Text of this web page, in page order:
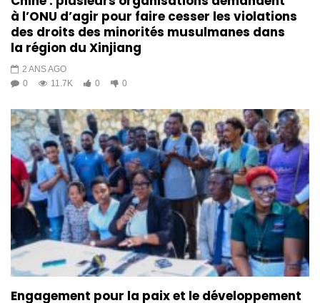
à l’ONU d’agir pour faire cesser les violations
des droits des minorités musulmanes dans
la région du Xinjiang
2 ANS AGO
0
11.7K 0 0
Engagement pour la paix et le développement